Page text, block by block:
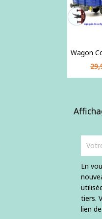
Wagon
de
En
tiers.
lien